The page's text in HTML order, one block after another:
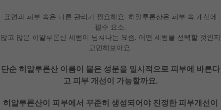
표면과 피부 속은 다른 관리가 필요해요. 히알루론산은 피부 속 개선에
필수 요소.
많고 많은 히알루론산 세럼이 넘쳐나는 요즘. 어떤 세럼을 선택할 것인지
고민해보아요.
단순 히알루론산 이름이 붙은 성분을 일시적으로 피부에 바른다
고 피부 개선이 가능할까요.
히알루론산이 피부에서 꾸준히 생성되어야 진정한 피부개선이